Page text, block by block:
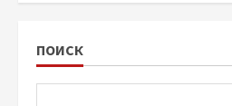
ПОИСК